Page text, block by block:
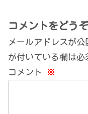
コメントをどうぞ
メールアドレスが公
が付いている欄は必
コメント
※